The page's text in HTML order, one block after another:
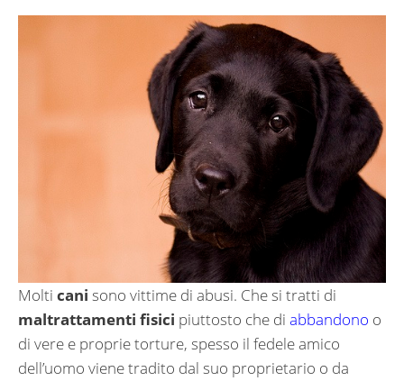
Molti cani sono vittime di abusi. Che si tratti di
maltrattamenti fisici piuttosto che di abbandono o
di vere e proprie torture, spesso il fedele amico
dell’uomo viene tradito dal suo proprietario o da